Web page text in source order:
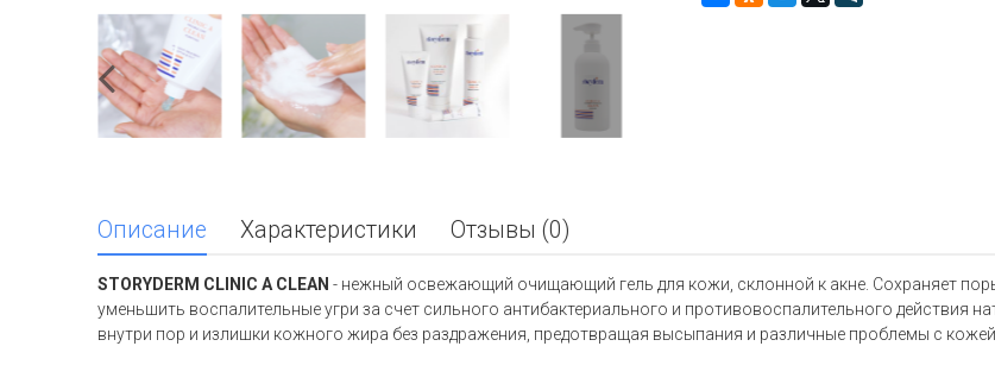
Описание Характеристики Отзывы (0)
STORYDERM CLINIC A CLEAN - нежный освежающий очищающий гель для кожи, склонной к акне. Сохраняет
уменьшить воспалительные угри за счет сильного антибактериального и противовоспалительного действия
внутри пор и излишки кожного жира без раздражения, предотвращая высыпания и различные проблемы с кожей.